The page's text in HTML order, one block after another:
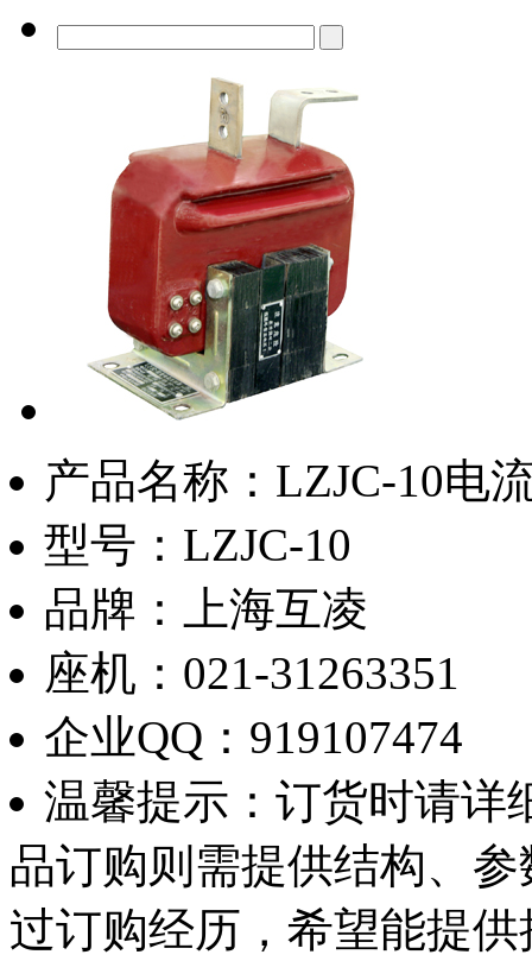
产品名称： LZJC-10电
型号： LZJC-10
品牌：
上海互凌
座机： 021-31263351
企业QQ： 919107474
温馨提示： 订货时请详
品订购则需提供结构、
过订购经历，希望能提